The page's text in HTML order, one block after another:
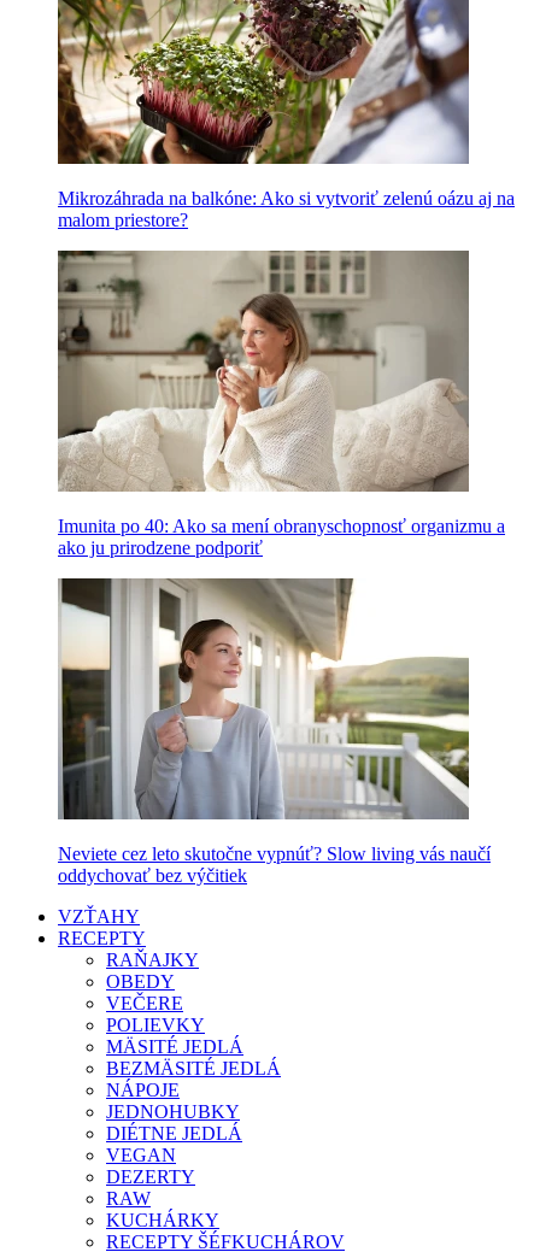
Mikrozáhrada na balkóne: Ako si vytvoriť zelenú oázu aj na
malom priestore?
Imunita po 40: Ako sa mení obranyschopnosť organizmu a
ako ju prirodzene podporiť
Neviete cez leto skutočne vypnúť? Slow living vás naučí
oddychovať bez výčitiek
VZŤAHY
RECEPTY
RAŇAJKY
OBEDY
VEČERE
POLIEVKY
MÄSITÉ JEDLÁ
BEZMÄSITÉ JEDLÁ
NÁPOJE
JEDNOHUBKY
DIÉTNE JEDLÁ
VEGAN
DEZERTY
RAW
KUCHÁRKY
RECEPTY ŠÉFKUCHÁROV